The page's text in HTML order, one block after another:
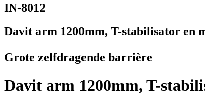
IN-8012
Davit arm 1200mm, T-stabilisator en
Grote zelfdragende barrière
Davit arm 1200mm, T-